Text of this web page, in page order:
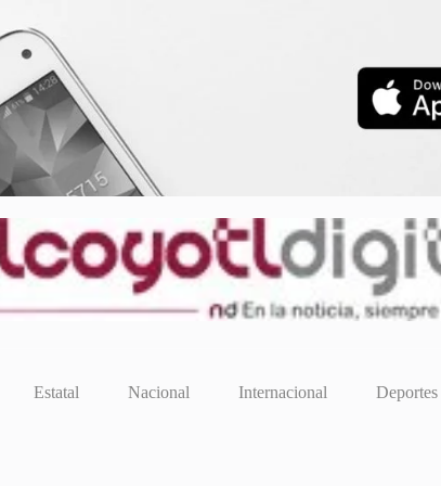
Estatal Nacional Internacional Deportes